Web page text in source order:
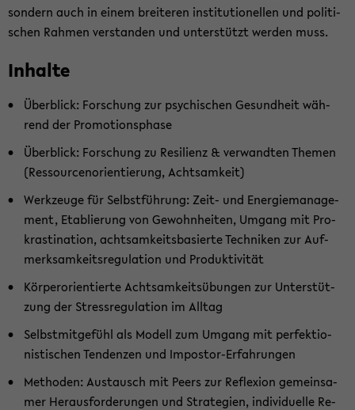
son­dern auch in einem brei­te­ren in­sti­tu­tio­nel­len und po­li­ti­
schen Rah­men ver­stan­den und un­ter­stützt wer­den muss.
In­hal­te
Über­blick: For­schung zur psy­chi­schen Ge­sund­heit wäh­
rend der Pro­mo­ti­ons­pha­se
Über­blick: For­schung zu Re­si­li­enz & ver­wand­ten The­men
(Res­sour­cen­ori­en­tie­rung, Acht­sam­keit)
Werk­zeu­ge für Selbst­füh­rung: Zeit- und En­er­gie­ma­nage­
ment, Eta­blie­rung von Ge­wohn­hei­ten, Um­gang mit Pro­
kras­ti­na­ti­on, acht­sam­keits­ba­sier­te Tech­ni­ken zur Auf­
merk­sam­keits­re­gu­la­ti­on und Pro­duk­ti­vi­tät
Kör­per­ori­en­tier­te Acht­sam­keits­übun­gen zur Un­ter­stüt­
zung der Stress­re­gu­la­ti­on im All­tag
Selbst­mit­ge­fühl als Mo­dell zum Um­gang mit per­fek­tio­
nis­ti­schen Ten­den­zen und Impostor-​Erfahrungen
Me­tho­den: Aus­tausch mit Peers zur Re­fle­xi­on ge­mein­sa­
mer Her­aus­for­de­run­gen und Stra­te­gien, in­di­vi­du­el­le Re­